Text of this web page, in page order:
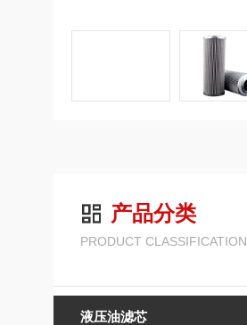
产品分类
PRODUCT CLASSIFICATION
液压油滤芯